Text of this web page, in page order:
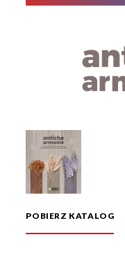
POBIERZ KATALOG